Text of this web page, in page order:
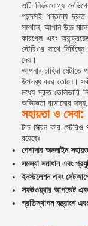
এটি নির্ভরযোগ্য
পছন্দসই গন্তব্যে
সমর্থনে, আপনি উচ্চ
কারপ্লে এবং
স্টেরিওর সাথে
দেয়।
আপনার চাহিদা
উপলব্ধ করে তোলে।
মধ্যে দ্রুত ডেলিভারি
অভিজ্ঞতা বাড়ানোর
সহায়তা ও সেবা:
টাচ স্ক্রিন কার
রয়েছেঃ
পেশাদার অনলাইন
সমস্যা সমাধান এবং
ইনস্টলেশন এবং
সফটওয়্যার আপডেট
প্রতিস্থাপন যন্ত্রাংশ